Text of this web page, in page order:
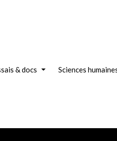
& docs Sciences